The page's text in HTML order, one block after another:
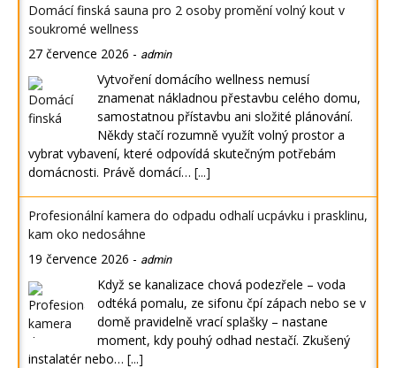
Domácí finská sauna pro 2 osoby promění volný kout v
soukromé wellness
27 července 2026 - admin
Vytvoření domácího wellness nemusí
znamenat nákladnou přestavbu celého domu,
samostatnou přístavbu ani složité plánování.
Někdy stačí rozumně využít volný prostor a
vybrat vybavení, které odpovídá skutečným potřebám
domácnosti. Právě domácí… [...]
Profesionální kamera do odpadu odhalí ucpávku i prasklinu,
kam oko nedosáhne
19 července 2026 - admin
Když se kanalizace chová podezřele – voda
odtéká pomalu, ze sifonu čpí zápach nebo se v
domě pravidelně vrací splašky – nastane
moment, kdy pouhý odhad nestačí. Zkušený
instalatér nebo… [...]